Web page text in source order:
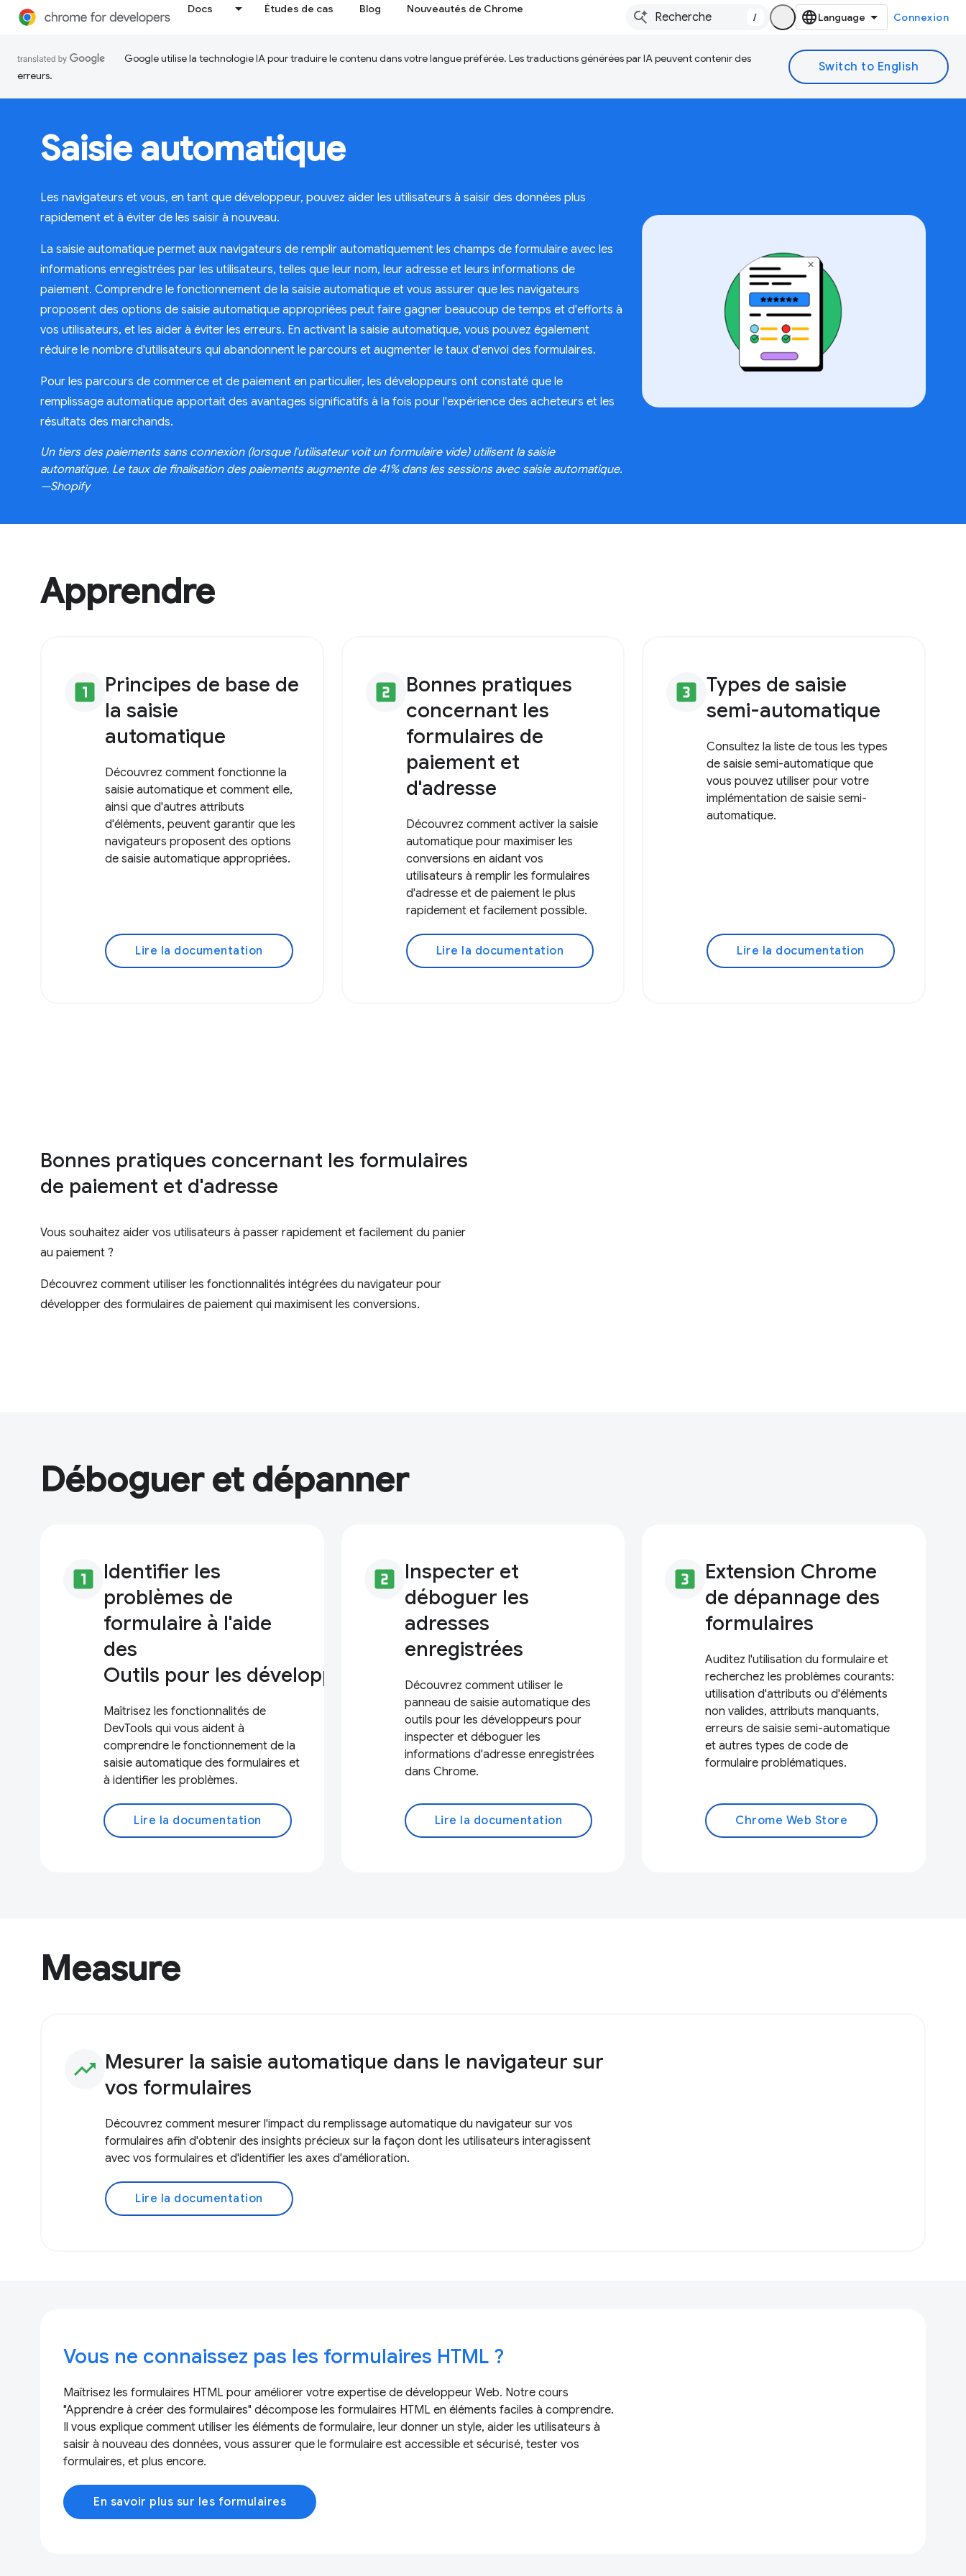
Docs Études de cas Blog Nouveautés de Chrome
/ Connexion
Google utilise la technologie IA pour traduire le contenu dans votre langue préférée. Les traductions générées par IA peuvent contenir des
erreurs.
Saisie automatique
Les navigateurs et vous, en tant que développeur, pouvez aider les utilisateurs à saisir des données plus
rapidement et à éviter de les saisir à nouveau.
La saisie automatique permet aux navigateurs de remplir automatiquement les champs de formulaire avec les
informations enregistrées par les utilisateurs, telles que leur nom, leur adresse et leurs informations de
paiement. Comprendre le fonctionnement de la saisie automatique et vous assurer que les navigateurs
proposent des options de saisie automatique appropriées peut faire gagner beaucoup de temps et d'efforts à
vos utilisateurs, et les aider à éviter les erreurs. En activant la saisie automatique, vous pouvez également
réduire le nombre d'utilisateurs qui abandonnent le parcours et augmenter le taux d'envoi des formulaires.
Pour les parcours de commerce et de paiement en particulier, les développeurs ont constaté que le
remplissage automatique apportait des avantages significatifs à la fois pour l'expérience des acheteurs et les
résultats des marchands.
Un tiers des paiements sans connexion (lorsque l'utilisateur voit un formulaire vide) utilisent la saisie
automatique. Le taux de finalisation des paiements augmente de 41% dans les sessions avec saisie automatique.
—Shopify
Apprendre
looks_one Principes de base de
la saisie
automatique
Découvrez comment fonctionne la
saisie automatique et comment elle,
ainsi que d'autres attributs
d'éléments, peuvent garantir que les
navigateurs proposent des options
de saisie automatique appropriées.
Lire la documentation
looks_two Bonnes pratiques
concernant les
formulaires de
paiement et
d'adresse
Découvrez comment activer la saisie
automatique pour maximiser les
conversions en aidant vos
utilisateurs à remplir les formulaires
d'adresse et de paiement le plus
rapidement et facilement possible.
Lire la documentation
looks_3 Types de saisie
semi-automatique
Consultez la liste de tous les types
de saisie semi-automatique que
vous pouvez utiliser pour votre
implémentation de saisie semi-
automatique.
Lire la documentation
Bonnes pratiques concernant les formulaires
de paiement et d'adresse
Vous souhaitez aider vos utilisateurs à passer rapidement et facilement du panier
au paiement ?
Découvrez comment utiliser les fonctionnalités intégrées du navigateur pour
développer des formulaires de paiement qui maximisent les conversions.
Déboguer et dépanner
looks_one Identifier les
problèmes de
formulaire à l'aide
des
Outils pour les développeurs Chrome
Maîtrisez les fonctionnalités de
DevTools qui vous aident à
comprendre le fonctionnement de la
saisie automatique des formulaires et
à identifier les problèmes.
Lire la documentation
looks_two Inspecter et
déboguer les
adresses
enregistrées
Découvrez comment utiliser le
panneau de saisie automatique des
outils pour les développeurs pour
inspecter et déboguer les
informations d'adresse enregistrées
dans Chrome.
Lire la documentation
looks_3 Extension Chrome
de dépannage des
formulaires
Auditez l'utilisation du formulaire et
recherchez les problèmes courants:
utilisation d'attributs ou d'éléments
non valides, attributs manquants,
erreurs de saisie semi-automatique
et autres types de code de
formulaire problématiques.
Chrome Web Store
Measure
trending_up Mesurer la saisie automatique dans le navigateur sur
vos formulaires
Découvrez comment mesurer l'impact du remplissage automatique du navigateur sur vos
formulaires afin d'obtenir des insights précieux sur la façon dont les utilisateurs interagissent
avec vos formulaires et d'identifier les axes d'amélioration.
Lire la documentation
Vous ne connaissez pas les formulaires HTML ?
Maîtrisez les formulaires HTML pour améliorer votre expertise de développeur Web. Notre cours
"Apprendre à créer des formulaires" décompose les formulaires HTML en éléments faciles à comprendre.
Il vous explique comment utiliser les éléments de formulaire, leur donner un style, aider les utilisateurs à
saisir à nouveau des données, vous assurer que le formulaire est accessible et sécurisé, tester vos
formulaires, et plus encore.
En savoir plus sur les formulaires